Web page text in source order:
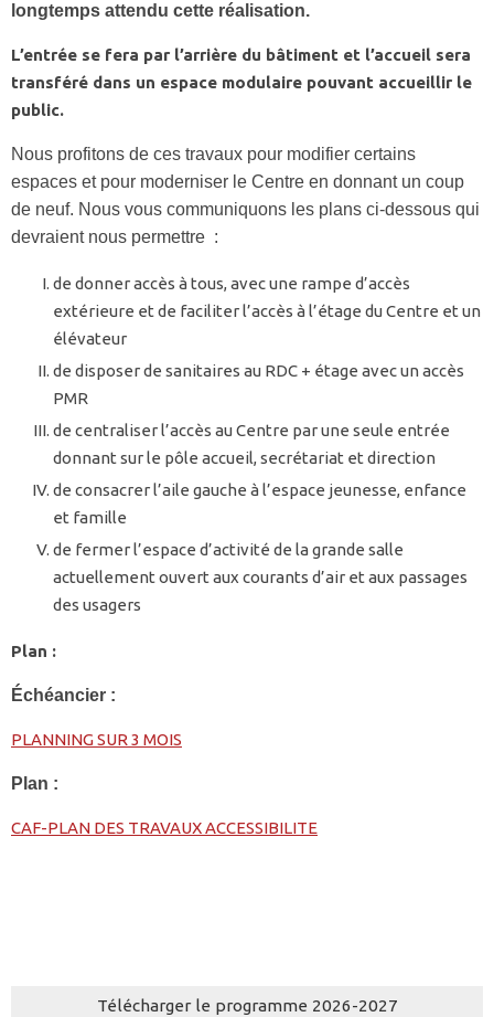
longtemps attendu cette réalisation.
L’entrée se fera par l’arrière du bâtiment et l’accueil sera
transféré dans un espace modulaire pouvant accueillir le
public.
Nous profitons de ces travaux pour modifier certains
espaces et pour moderniser le Centre en donnant un coup
de neuf. Nous vous communiquons les plans ci-dessous qui
devraient nous permettre :
de donner accès à tous, avec une rampe d’accès
extérieure et de faciliter l’accès à l’étage du Centre et un
élévateur
de disposer de sanitaires au RDC + étage avec un accès
PMR
de centraliser l’accès au Centre par une seule entrée
donnant sur le pôle accueil, secrétariat et direction
de consacrer l’aile gauche à l’espace jeunesse, enfance
et famille
de fermer l’espace d’activité de la grande salle
actuellement ouvert aux courants d’air et aux passages
des usagers
Plan :
Échéancier :
PLANNING SUR 3 MOIS
Plan :
CAF-PLAN DES TRAVAUX ACCESSIBILITE
Télécharger le programme 2026-2027